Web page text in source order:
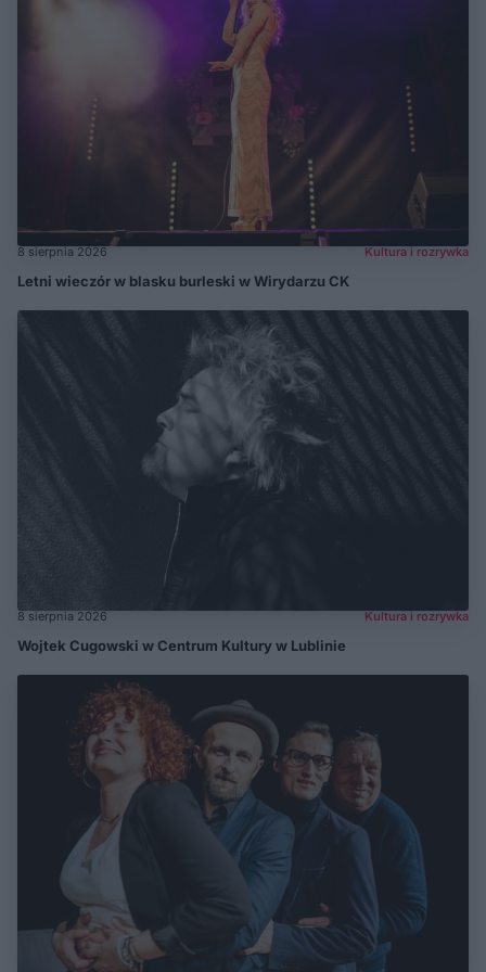
8 sierpnia 2026 Kultura i rozrywka
Letni wieczór w blasku burleski w Wirydarzu CK
8 sierpnia 2026 Kultura i rozrywka
Wojtek Cugowski w Centrum Kultury w Lublinie